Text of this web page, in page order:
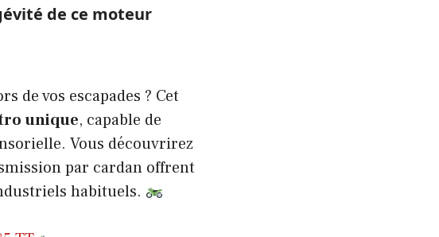
de ce moteur
de vos escapades ? Cet
unique, capable de
Vous découvrirez
par cardan offrent
habituels.